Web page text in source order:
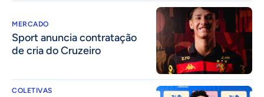
MERCADO
Sport anuncia contratação
de cria do Cruzeiro
COLETIVAS